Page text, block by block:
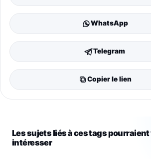
WhatsApp
Telegram
Copier le lien
Les sujets liés à ces tags
intéresser